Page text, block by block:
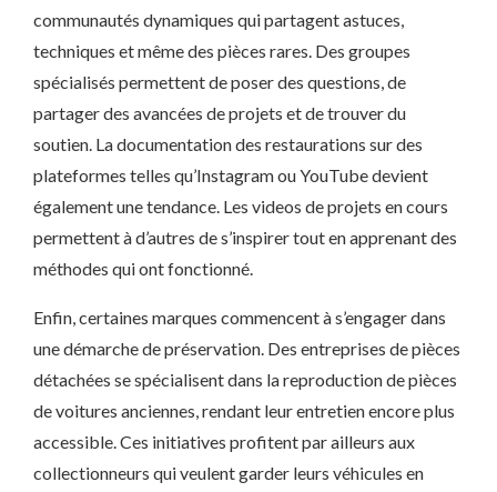
communautés dynamiques qui partagent astuces,
techniques et même des pièces rares. Des groupes
spécialisés permettent de poser des questions, de
partager des avancées de projets et de trouver du
soutien. La documentation des restaurations sur des
plateformes telles qu’Instagram ou YouTube devient
également une tendance. Les videos de projets en cours
permettent à d’autres de s’inspirer tout en apprenant des
méthodes qui ont fonctionné.
Enfin, certaines marques commencent à s’engager dans
une démarche de préservation. Des entreprises de pièces
détachées se spécialisent dans la reproduction de pièces
de voitures anciennes, rendant leur entretien encore plus
accessible. Ces initiatives profitent par ailleurs aux
collectionneurs qui veulent garder leurs véhicules en